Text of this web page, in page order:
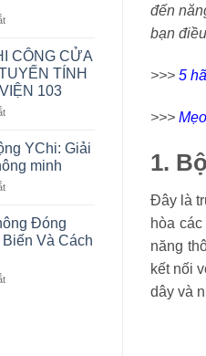
SẢNH
ĐỘNG
CHO
TẬP
ĐOÀN
LUXSHARE
ở
Án
Lắp
Đặt
Cửa
Sảnh
Động
Cho
Showroom
Lexus
Long
CÔNG CỬA
TÍNH
103
ở
THIỆN
THI
CÔNG
CỬA
XẠ
TRỊ
LINAC
YChi: Giải
minh
ở
đặt
cửa
tự
YChi:
Đóng
Và Cách
ở
đến
bạn
>>> 5
>>>
1.
Đây là
hòa các
năng
kết nối
dây và